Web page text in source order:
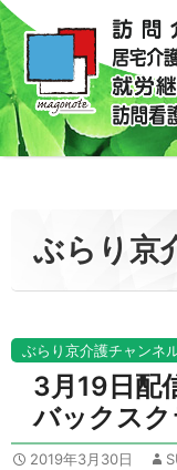
ス
キ
ぶらり京
ぶらり京介護チャンネ
3月19日配
バックス
2019年3月30日